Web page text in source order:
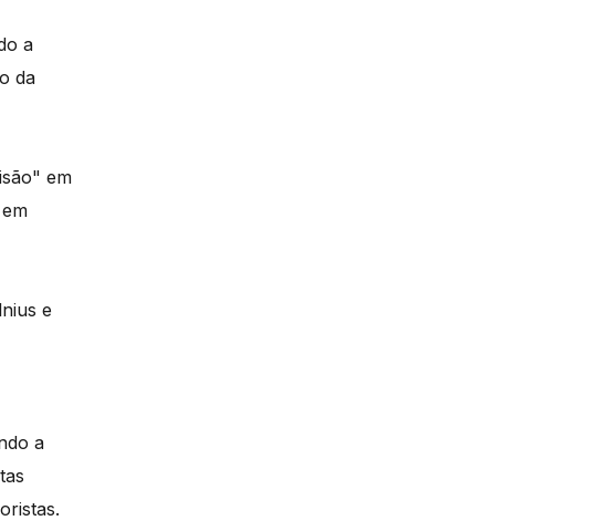
a
da
em
e
a